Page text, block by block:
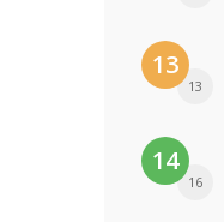
13
13
14
16